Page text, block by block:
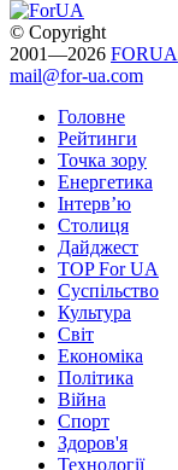
© Copyright
2001—2026 FORUA
mail@for-ua.com
Головне
Рейтинги
Точка зору
Енергетика
Інтерв’ю
Столиця
Дайджест
TOP For UA
Суспiльство
Культура
Світ
Економіка
Політика
Війна
Спорт
Здоров'я
Технології